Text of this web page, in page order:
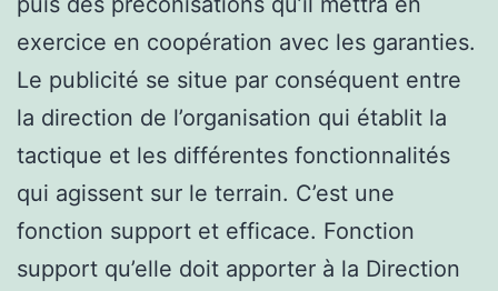
exercice en coopération avec les garanties.
Le publicité se situe par conséquent entre
la direction de l’organisation qui établit la
tactique et les différentes fonctionnalités
qui agissent sur le terrain. C’est une
fonction support et efficace. Fonction
support qu’elle doit apporter à la Direction